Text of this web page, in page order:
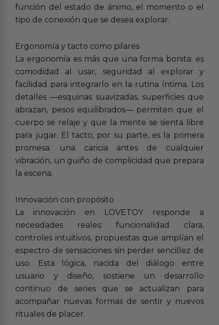
función del estado de ánimo, el momento o el
tipo de conexión que se desea explorar.
Ergonomía y tacto como pilares
La ergonomía es más que una forma bonita: es
comodidad al usar, seguridad al explorar y
facilidad para integrarlo en la rutina íntima. Los
detalles —esquinas suavizadas, superficies que
abrazan, pesos equilibrados— permiten que el
cuerpo se relaje y que la mente se sienta libre
para jugar. El tacto, por su parte, es la primera
promesa: una caricia antes de cualquier
vibración, un guiño de complicidad que prepara
la escena.
Innovación con propósito
La innovación en LOVETOY responde a
necesidades reales: funcionalidad clara,
controles intuitivos, propuestas que amplían el
espectro de sensaciones sin perder sencillez de
uso. Esta lógica, nacida del diálogo entre
usuario y diseño, sostiene un desarrollo
continuo de series que se actualizan para
acompañar nuevas formas de sentir y nuevos
rituales de placer.